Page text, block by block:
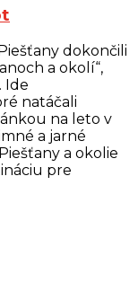
dokončili
a okolí“,
Ide
natáčali
na leto v
a jarné
a okolie
pre